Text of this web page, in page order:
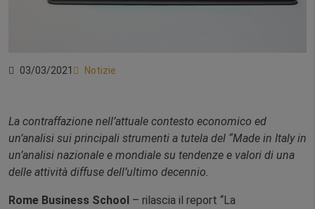
03/03/2021 Notizie
La contraffazione nell’attuale contesto economico ed
un’analisi sui principali strumenti a tutela del “Made in Italy in
un’analisi nazionale e mondiale su tendenze e valori di una
delle attività diffuse dell’ultimo decennio.
Rome Business School – rilascia il report “La